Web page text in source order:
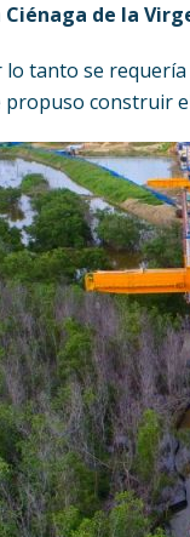
de la
tanto se
propuso construir